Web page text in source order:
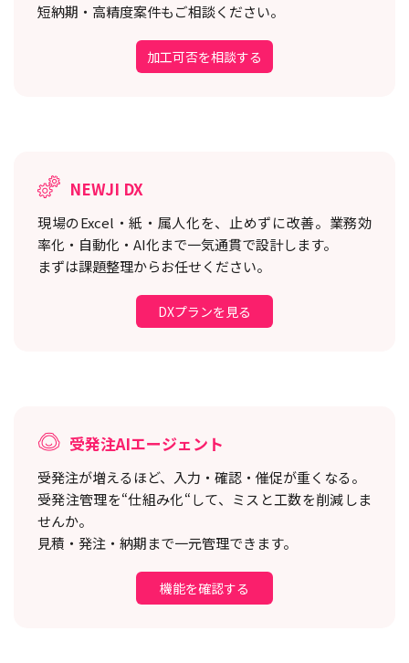
短納期・高精度案件もご相談ください。
加工可否を相談する
NEWJI DX
現場のExcel・紙・属人化を、止めずに改善。 業務効
率化・自動化・AI化まで一気通貫で設計します。
まずは課題整理からお任せください。
DXプランを見る
受発注AIエージェント
受発注が増えるほど、入力・確認・催促が重くなる。
受発注管理を“仕組み化“して、ミスと工数を削減しま
せんか。
見積・発注・納期まで一元管理できます。
機能を確認する